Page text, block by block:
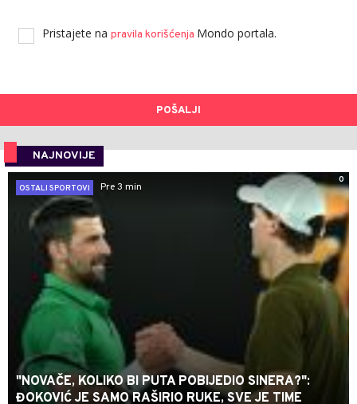
Pristajete na pravila korišćenja Mondo portala.
POŠALJI
NAJNOVIJE
0
OSTALI SPORTOVI
Pre 3 min
"NOVAČE, KOLIKO BI PUTA POBIJEDIO SINERA?":
ĐOKOVIĆ JE SAMO RAŠIRIO RUKE, SVE JE TIME